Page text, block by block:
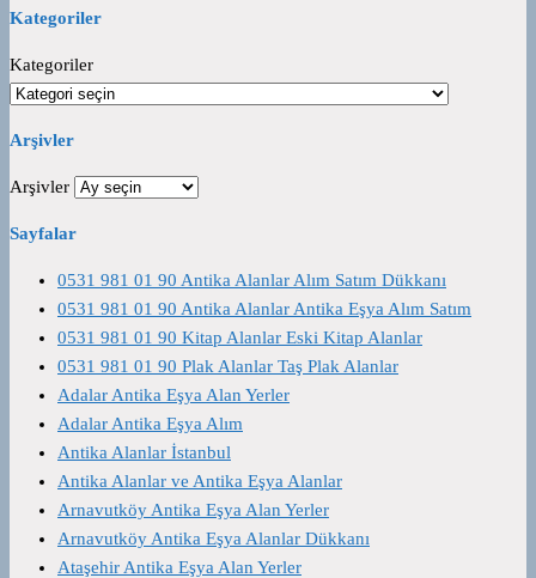
Kategoriler
Kategoriler
Arşivler
Arşivler
Sayfalar
0531 981 01 90 Antika Alanlar Alım Satım Dükkanı
0531 981 01 90 Antika Alanlar Antika Eşya Alım Satım
0531 981 01 90 Kitap Alanlar Eski Kitap Alanlar
0531 981 01 90 Plak Alanlar Taş Plak Alanlar
Adalar Antika Eşya Alan Yerler
Adalar Antika Eşya Alım
Antika Alanlar İstanbul
Antika Alanlar ve Antika Eşya Alanlar
Arnavutköy Antika Eşya Alan Yerler
Arnavutköy Antika Eşya Alanlar Dükkanı
Ataşehir Antika Eşya Alan Yerler